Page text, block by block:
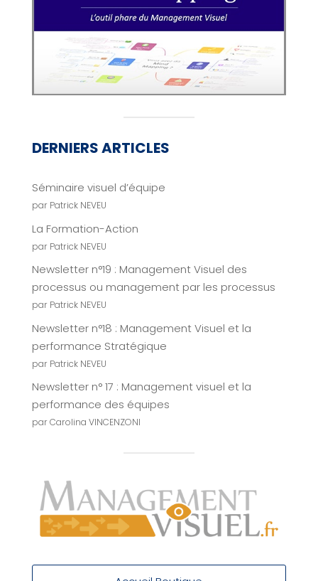
DERNIERS ARTICLES
Séminaire visuel d’équipe
par Patrick NEVEU
La Formation-Action
par Patrick NEVEU
Newsletter n°19 : Management Visuel des
processus ou management par les processus
par Patrick NEVEU
Newsletter n°18 : Management Visuel et la
performance Stratégique
par Patrick NEVEU
Newsletter n° 17 : Management visuel et la
performance des équipes
par Carolina VINCENZONI